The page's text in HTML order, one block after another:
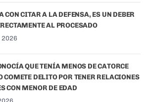
CON CITAR A LA DEFENSA, ES UN DEBER
AL PROCESADO
QUE TENÍA MENOS DE CATORCE
COMETE DELITO POR TENER RELACIONES
CON MENOR DE EDAD